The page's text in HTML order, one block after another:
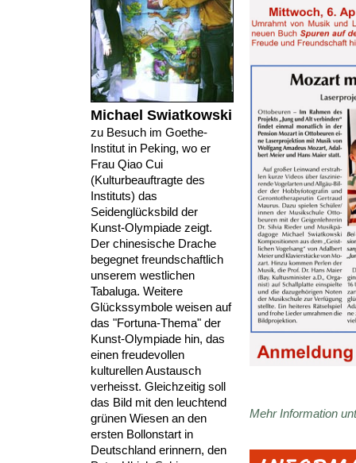
Michael Swiatkowski
zu Besuch im Goethe-
Institut in Peking, wo er
Frau Qiao Cui
(Kulturbeauftragte des
Instituts) das
Seidenglücksbild der
Kunst-Olympiade zeigt.
Der chinesische Drache
begegnet freundschaftlich
unserem westlichen
Tabaluga. Weitere
Glückssymbole weisen auf
das "Fortuna-Thema" der
Kunst-Olympiade hin, das
einen freudevollen
kulturellen Austausch
verheisst. Gleichzeitig soll
das Bild mit den leuchtend
grünen Wiesen an den
ersten Bollonstart in
Deutschland erinnern, den
Mehr Information